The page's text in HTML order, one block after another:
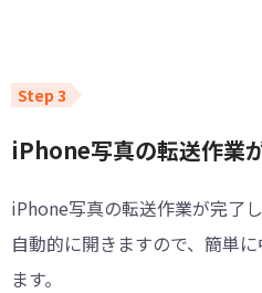
iPhone写真の転送作業
iPhone写真の転送作業が完了
自動的に開きますので、簡単
ます。